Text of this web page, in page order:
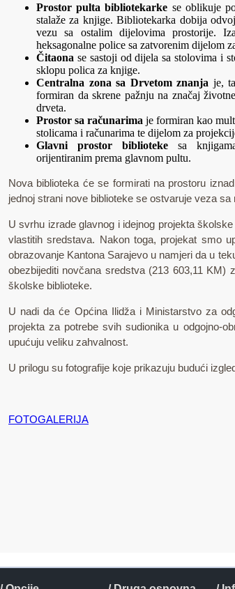
Prostor pulta bibliotekarke se oblikuje
stalaže za knjige. Bibliotekarka dobija
vezu sa ostalim dijelovima prostorije.
heksagonalne police sa zatvorenim dijelom
Čitaona se sastoji od dijela sa stolovima i
sklopu polica za knjige.
Centralna zona sa Drvetom znanja je,
formiran da skrene pažnju na značaj
drveta.
Prostor sa računarima je formiran kao
stolicama i računarima te dijelom za
Glavni prostor biblioteke sa
orijentiranim prema glavnom pultu.
Nova biblioteka će se formirati na prostoru
jednoj strani nove biblioteke se ostvaruje veza
U svrhu izrade glavnog i idejnog projekta
vlastitih sredstava. Nakon toga, projekat smo
obrazovanje Kantona Sarajevo u namjeri da u
obezbijediti novčana sredstva (213 603,11 KM)
školske biblioteke.
U nadi da će Općina Ilidža i Ministarstvo za
projekta za potrebe svih sudionika u odgojno-
upućuju veliku zahvalnost.
U prilogu su fotografije koje prikazuju budući
FOTOGALERIJA